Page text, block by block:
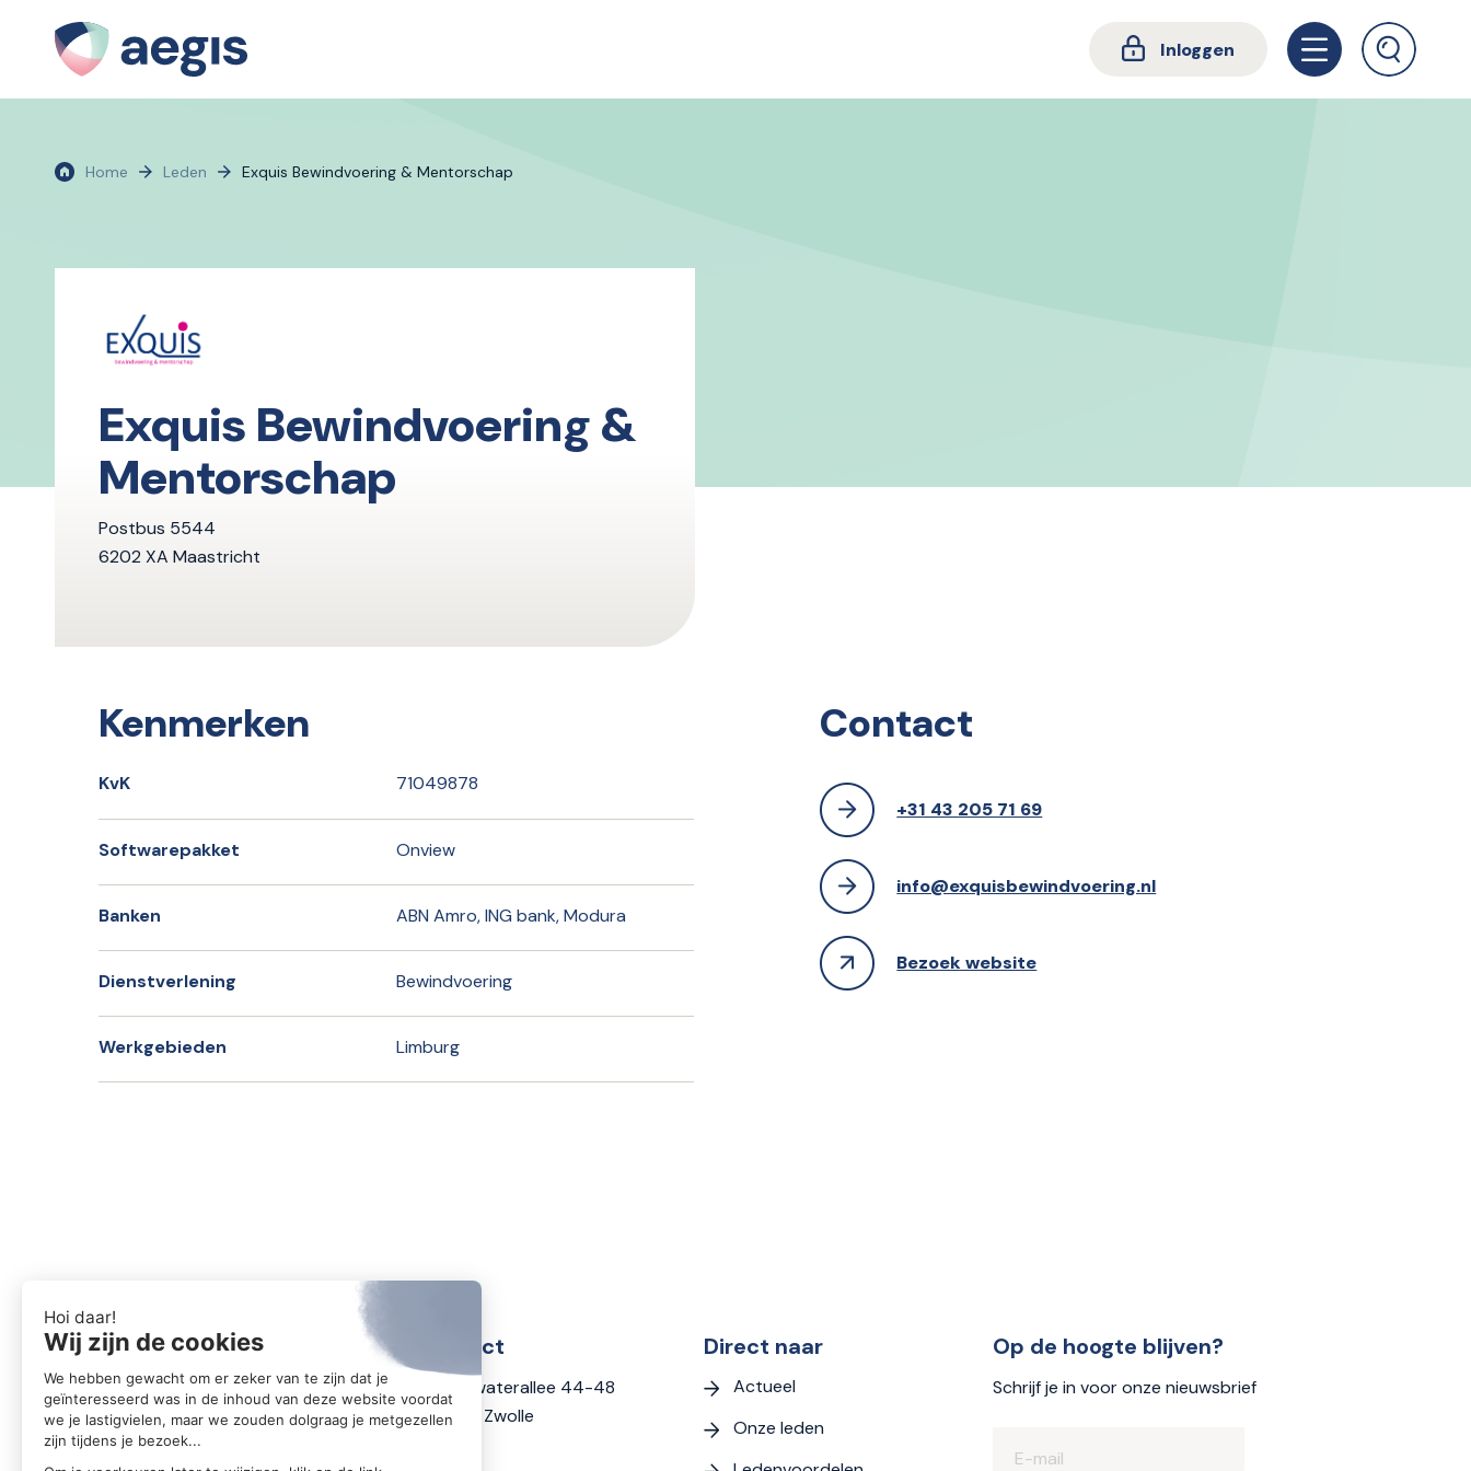
Inloggen
Home Leden Exquis Bewindvoering & Mentorschap
Exquis Bewindvoering &
Mentorschap
Postbus 5544
6202 XA Maastricht
Kenmerken
KvK 71049878
Softwarepakket Onview
Banken ABN Amro, ING bank, Modura
Dienstverlening Bewindvoering
Werkgebieden Limburg
Contact
+31 43 205 71 69
info@exquisbewindvoering.nl
Bezoek website
Contact
Zwartewaterallee 44-48
8031 DX Zwolle
Direct naar
Actueel
Onze leden
Op de hoogte blijven?
Schrijf je in voor onze nieuwsbrief